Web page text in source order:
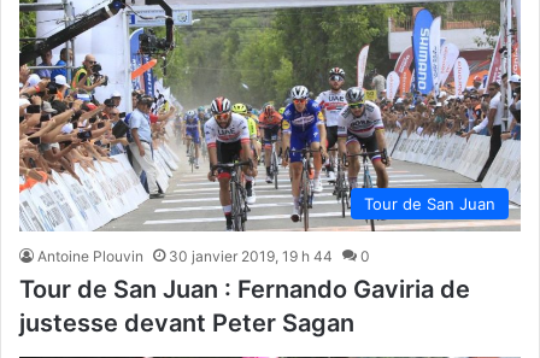
Tour de San Juan
Antoine Plouvin 30 janvier 2019, 19 h 44 0
Tour de San Juan : Fernando Gaviria de
justesse devant Peter Sagan